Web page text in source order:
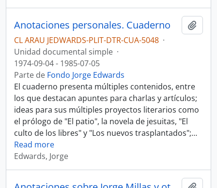
Anotaciones personales. Cuaderno
CL ARAU JEDWARDS-PLIT-DTR-CUA-5048 ·
Unidad documental simple ·
1974-09-04 - 1985-07-05
Parte de Fondo Jorge Edwards
El cuaderno presenta múltiples contenidos, entre
los que destacan apuntes para charlas y artículos;
ideas para sus múltiples proyectos literarios como
el prólogo de "El patio", la novela de jesuitas, "El
culto de los libres" y "Los nuevos trasplantados";…
Read more
Edwards, Jorge